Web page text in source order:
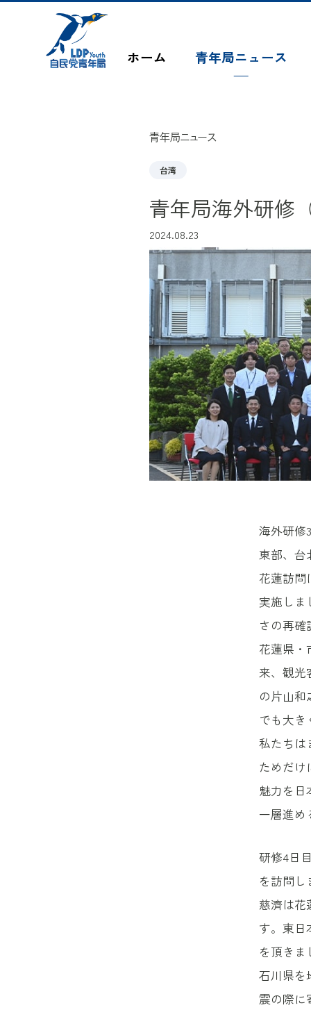
このページの本文へ移動
ホーム 青年局ニュース
青年局ニュース
台湾
青年局海外研修
2024.08.23
海外研修
東部、台
花蓮訪問
実施しま
さの再
花蓮県・
来、観光
の片山
でも大
私たちは
ためだけ
魅力を日
一層進め
研修4日
を訪問し
慈濟は花
す。東日
を頂きま
石川県を
震の際に